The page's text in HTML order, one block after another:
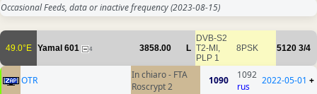
Occasional Feeds, data or inactive frequency(2023-08-15)
49.0°E Yamal 601 4 3858.00 L
DVB-S2
T2-MI,
PLP 1
8PSK 5120 3/4
OTR
In chiaro - FTA
Roscrypt 2
1090
1092
rus
2022-05-01 +